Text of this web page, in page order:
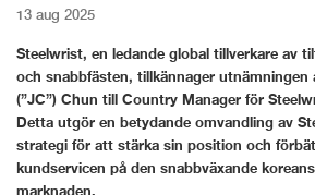
13 aug 2025
Steelwrist, en ledande global tillverkare av
och snabbfästen, tillkännager utnämningen
(”JC”) Chun till Country Manager för
Detta utgör en betydande omvandling av
strategi för att stärka sin position och
kundservicen på den snabbväxande
marknaden.